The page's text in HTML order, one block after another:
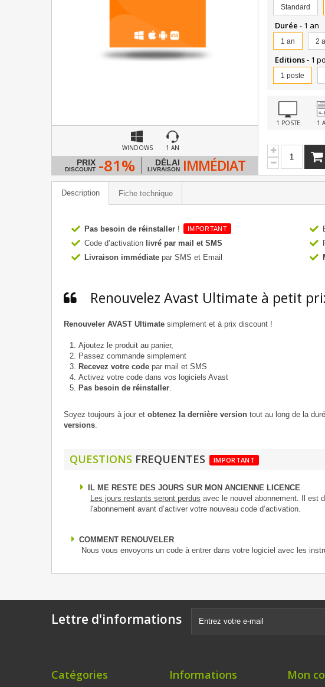
WINDOWS 1 AN
PRIX
DISCOUNT -81% DÉLAI
LIVRAISON IMMÉDIAT
Standard
Durée- 1 an
1 an 2
Editions- 1
1 poste
1 POSTE 1
Description Fiche technique
Pas besoin de réinstaller ! IMPORTANT
Code d’activation livré par mail et SMS
Livraison immédiate par SMS et Email
Renouvelez Avast Ultimate à petit
Renouveler AVAST Ultimate simplement et à prix discount !
Ajoutez le produit au panier,
Passez commande simplement
Recevez votre code par mail et SMS
Activez votre code dans vos logiciels Avast
Pas besoin de réinstaller.
Soyez toujours à jour et obtenez la dernière version tout au long de la
versions.
QUESTIONS FREQUENTES IMPORTANT
IL ME RESTE DES JOURS SUR MON ANCIENNE LICENCE
Les jours restants seront perdus avec le nouvel abonnement. Il est
l'abonnement avant d’activer votre nouveau code d’activation.
COMMENT RENOUVELER
Nous vous envoyons un code à entrer dans votre logiciel avec les
Lettre d'informations
Catégories Informations Mon